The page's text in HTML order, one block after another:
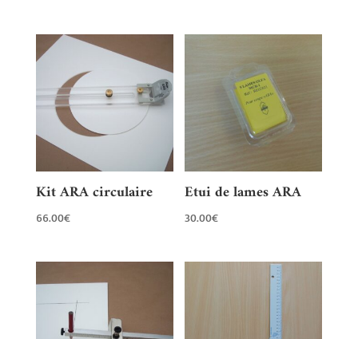
Kit ARA circulaire
66.00€
Etui de lames ARA
30.00€